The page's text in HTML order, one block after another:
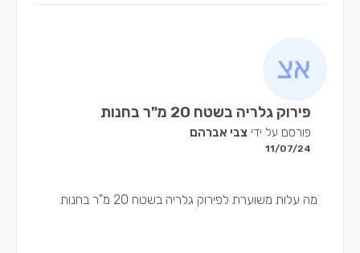
פירוק גלריה בשטח 20 מ"ר בחנות
פורסם על ידי צבי אברהם
11/07/24
מה עלות משוערת לפירוק גלריה בשטח 20 מ"ר בחנות